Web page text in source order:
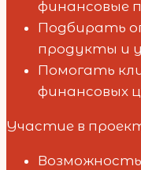
финансовые
Подбирать
продукты и
Помогать
финансовых
Участие в